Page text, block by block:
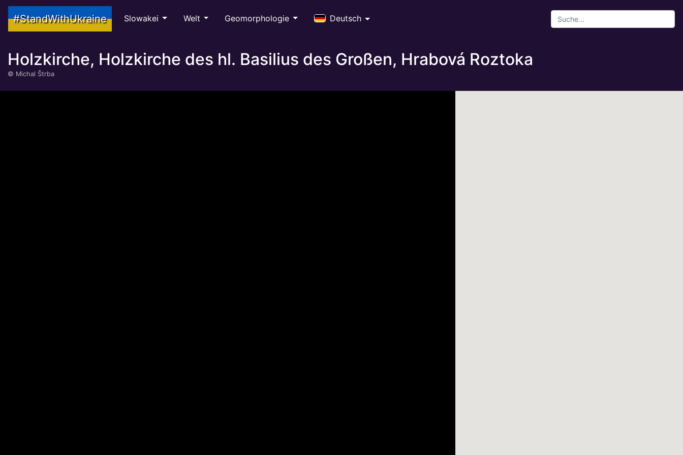
#StandWithUkraine Slowakei Welt Geomorphologie Deutsch
Holzkirche, Holzkirche des hl. Basilius des Großen, Hrabová Roztoka
© Michal Štrba